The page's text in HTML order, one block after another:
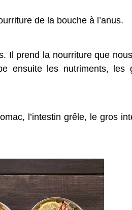
de la bouche à l’anus.
Il prend la nourriture que
ensuite les nutriments, les
l’intestin grêle, le gros